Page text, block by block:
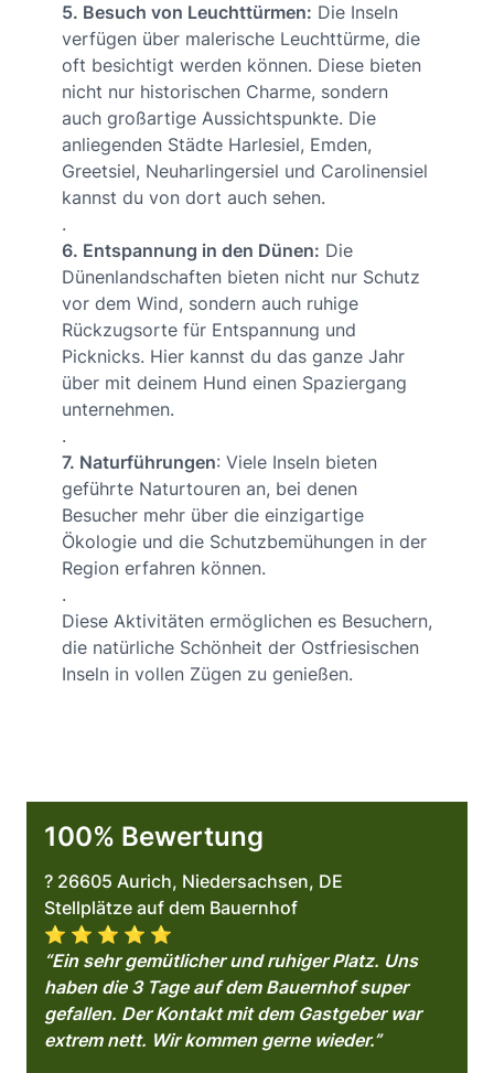
5. Besuch von Leuchttürmen: Die Inseln
verfügen über malerische Leuchttürme, die
oft besichtigt werden können. Diese bieten
nicht nur historischen Charme, sondern
auch großartige Aussichtspunkte. Die
anliegenden Städte Harlesiel, Emden,
Greetsiel, Neuharlingersiel und Carolinensiel
kannst du von dort auch sehen.
.
6. Entspannung in den Dünen: Die
Dünenlandschaften bieten nicht nur Schutz
vor dem Wind, sondern auch ruhige
Rückzugsorte für Entspannung und
Picknicks. Hier kannst du das ganze Jahr
über mit deinem Hund einen Spaziergang
unternehmen.
.
7. Naturführungen: Viele Inseln bieten
geführte Naturtouren an, bei denen
Besucher mehr über die einzigartige
Ökologie und die Schutzbemühungen in der
Region erfahren können.
.
Diese Aktivitäten ermöglichen es Besuchern,
die natürliche Schönheit der Ostfriesischen
Inseln in vollen Zügen zu genießen.
100% Bewertung
? 26605 Aurich, Niedersachsen, DE
Stellplätze auf dem Bauernhof
⭐️ ⭐️ ⭐️ ⭐️ ⭐️
“Ein sehr gemütlicher und ruhiger Platz. Uns
haben die 3 Tage auf dem Bauernhof super
gefallen. Der Kontakt mit dem Gastgeber war
extrem nett. Wir kommen gerne wieder.”